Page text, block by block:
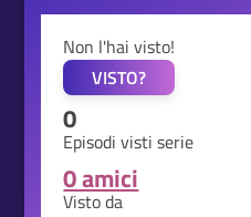
Non l'hai visto!
VISTO?
0
Episodi visti serie
0 amici
Visto da